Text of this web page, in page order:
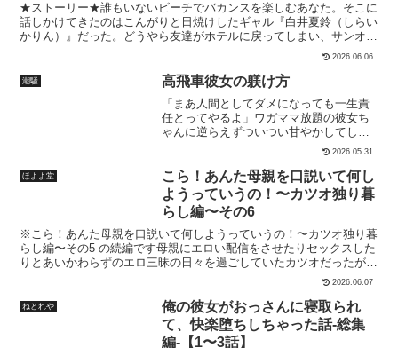
★ストーリー★誰もいないビーチでバカンスを楽しむあなた。そこに
話しかけてきたのはこんがりと日焼けしたギャル『白井夏鈴（しらい
かりん）』だった。どうやら友達がホテルに戻ってしまい、サンオイ
ルを塗ってほしいと頼まれた。仕方なく塗ってあげることにしたのだ
が…★作品内容★【トラック1】よかったらサンオイル塗ってもらえ
ませんか？自分では綺麗にできなくて…（04:23）誰もいないプライ
ベートビーチで出会った女の子はこんがりと日焼けしたギャルだっ
た。サンオイルを塗ってほしいと頼まれたので、仕方なく塗ってあげ
ることにした。●プレイ内容オープニング【トラック2】お礼に私も
お兄さんに塗ってあげるね♪全身を使って…っと♪（11:22）塗ってく
れたお礼にと、自分にも塗ってあげると言い出したギャルは豊満な体
身オイル塗り耳舐め【トラック3】なんでおちんちんが反応してる
の？興奮しちゃった？笑（08:01）全身を使ってとろとろにされたあ
そこは、当然の様に反応していた。それを見つけたギャルはズボンを
脱がせてきた●プレイ内容オイルパイズリパイズリフェラ【トラック
4】実はこのオイル…特別仕様なんだ！笑（11:59）勃起が収まらな
い…しかもギャルもかなり興奮している…体に違和感があってギャル
に聞いてみたら、衝撃の事実●プレイ内容69クンニフェラ騎乗位中出
し【トラック5】今日も一人なんですね！よかったら岩陰で涼みませ
ルに誘われる。昨日の出来事を思い出していたらギャルが耳元で…●
プレイ内容キス耳舐め手コキ【トラック6】もうダメ！このおちんち
んが忘れられない！（10:05）懲りずにまた勃起するあそこを咥えた
2026.06.06
潮騒 高飛車彼女の躾け方
「まあ人間としてダメになっても一生責
任とってやるよ」ワガママ放題の彼女ち
ゃんに逆らえずついつい甘やかしてしま
う彼氏くん。今日も今日とて、やりたく
ないことは彼氏くんに何でもかんでもや
らせてお金も使いまくり、自分から全く
動こうとしないというとんだ自堕落加
減。それをついつい甘やかしてしまう彼
氏くん。傍から見たら気の強い女の子と
気の弱い男のカップルでしかない。しか
し彼の献身が実は…彼にとって最高の
「趣味」の前座に過ぎないということ。
2026.05.31
ほよよ堂
こら！あんた母親を口説いて何し
ようっていうの！〜カツオ独り暮
らし編〜その6
※こら！あんた母親を口説いて何しようっていうの！〜カツオ独り暮
らし編〜その5 の続編です母親にエロい配信をさせたりセックスした
りとあいかわらずのエロ三昧の日々を過ごしていたカツオだったがセ
ックスの最中に父親が部屋に入ってきてしまいとうとうバレてしま
う・・・母親とのセックスライフはどうなってしまうのか！シリーズ
全7話 完結目前の6話目です！フルカラー漫画 40ページ
2026.06.07
ねとれや
俺の彼女がおっさんに寝取られ
て、快楽堕ちしちゃった話-総集
編-【1〜3話】